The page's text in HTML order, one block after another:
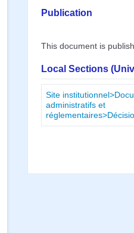
Publication
This document is
Local Sections
Site
administratifs et